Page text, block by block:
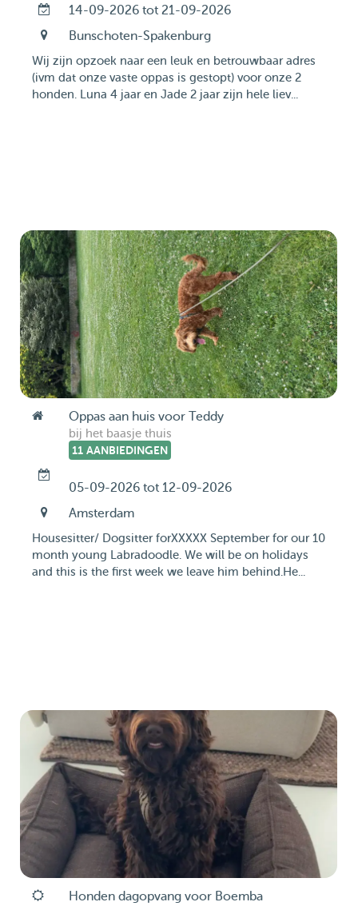
14-09-2026 tot 21-09-2026
Bunschoten-Spakenburg
Wij zijn opzoek naar een leuk en betrouwbaar adres
(ivm dat onze vaste oppas is gestopt) voor onze 2
honden. Luna 4 jaar en Jade 2 jaar zijn hele liev...
Oppas aan huis voor Teddy
bij het baasje thuis
11 AANBIEDINGEN
05-09-2026 tot 12-09-2026
Amsterdam
Housesitter/ Dogsitter forXXXXX September for our 10
month young Labradoodle. We will be on holidays
and this is the first week we leave him behind.He...
Honden dagopvang voor Boemba